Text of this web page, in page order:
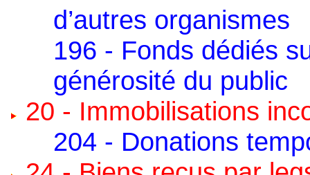
d’autres organismes
196 - Fonds dédiés
générosité du public
20 - Immobilisations
204 - Donations